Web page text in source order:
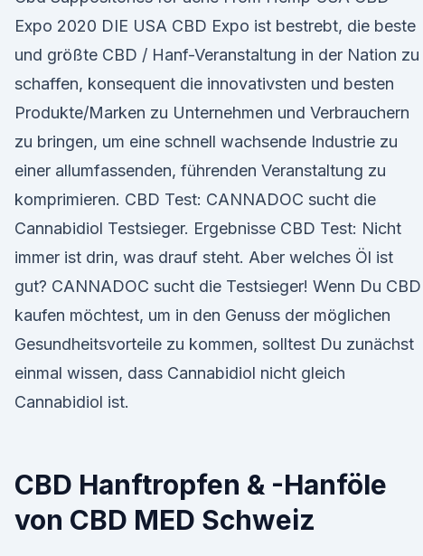
Expo 2020 DIE USA CBD Expo ist bestrebt, die beste
und größte CBD / Hanf-Veranstaltung in der Nation zu
schaffen, konsequent die innovativsten und besten
Produkte/Marken zu Unternehmen und Verbrauchern
zu bringen, um eine schnell wachsende Industrie zu
einer allumfassenden, führenden Veranstaltung zu
komprimieren. CBD Test: CANNADOC sucht die
Cannabidiol Testsieger. Ergebnisse CBD Test: Nicht
immer ist drin, was drauf steht. Aber welches Öl ist
gut? CANNADOC sucht die Testsieger! Wenn Du CBD
kaufen möchtest, um in den Genuss der möglichen
Gesundheitsvorteile zu kommen, solltest Du zunächst
einmal wissen, dass Cannabidiol nicht gleich
Cannabidiol ist.
CBD Hanftropfen & -Hanföle
von CBD MED Schweiz